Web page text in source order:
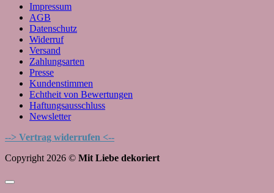
Impressum
AGB
Datenschutz
Widerruf
Versand
Zahlungsarten
Presse
Kundenstimmen
Echtheit von Bewertungen
Haftungsausschluss
Newsletter
--> Vertrag widerrufen <--
Copyright 2026 © Mit Liebe dekoriert